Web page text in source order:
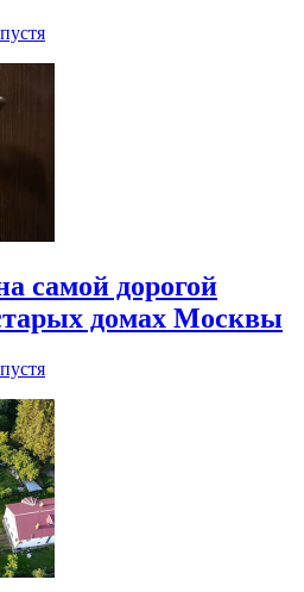
самой дорогой
домах Москвы